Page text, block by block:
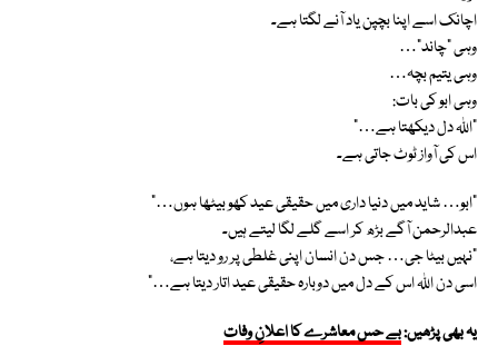
اچانک اسے اپنا بچپن یاد آنے لگتا ہے۔
وہی “چاند”…
وہی یتیم بچہ…
وہی ابو کی بات:
“اللہ دل دیکھتا ہے…”
اس کی آواز ٹوٹ جاتی ہے۔
“ابو… شاید میں دنیا داری میں حقیقی عید کھو بیٹھا ہوں…”
عبدالرحمن آگے بڑھ کر اسے گلے لگا لیتے ہیں۔
“نہیں بیٹا جی… جس دن انسان اپنی غلطی پر رو دیتا ہے،
اسی دن اللہ اس کے دل میں دوبارہ حقیقی عید اتار دیتا ہے…”
یہ بھی پڑھیں:بے حس معاشرے کا اعلانِ وفات